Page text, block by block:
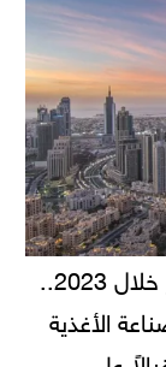
حجم استثمارات يصل لـ 94 مليار دولار خلال 2023..
الأغذية